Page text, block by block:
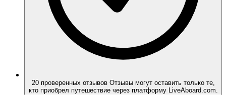
20 проверенных отзывов Отзывы могут оставить только те,
кто приобрел путешествие через платформу LiveAboard.com.